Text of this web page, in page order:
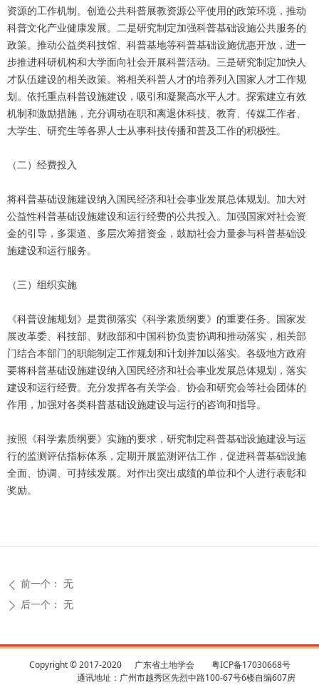
资源的工作机制。创造公共科普展教资源公平使用的政策环境，推动
科普文化产业健康发展。二是研究制定加强科普基础设施公共服务的
政策。推动公益类科技馆、科普基地等科普基础设施优惠开放，进一
步推进科研机构和大学面向社会开展科普活动。三是研究制定加快人
才队伍建设的相关政策。将相关科普人才的培养列入国家人才工作规
划。依托重点科普设施建设，吸引和凝聚高水平人才。探索建立有效
机制和激励措施，充分调动在职和离退休科技、教育、传媒工作者、
大学生、研究生等各界人士从事科技传播和普及工作的积极性。
（二）经费投入
将科普基础设施建设纳入国民经济和社会事业发展总体规划。加大对
公益性科普基础设施建设和运行经费的公共投入。加强国家对社会资
金的引导，多渠道、多层次筹措资金，鼓励社会力量参与科普基础设
施建设和运行服务。
（三）组织实施
《科普设施规划》是贯彻落实《科学素质纲要》的重要任务。国家发
展改革委、科技部、财政部和中国科协负责协调和推动落实，相关部
门结合本部门的职能制定工作规划和计划并加以落实。各级地方政府
要将科普基础设施建设纳入国民经济和社会事业发展总体规划，落实
建设和运行经费。充分发挥各有关学会、协会和研究会等社会团体的
作用，加强对各类科普基础设施建设与运行的咨询和指导。
按照《科学素质纲要》实施的要求，研究制定科普基础设施建设与运
行的监测评估指标体系，定期开展监测评估工作，促进科普基础设施
全面、协调、可持续发展。对作出突出成绩的单位和个人进行表彰和
奖励。
ꄴ 前一个： 无
ꄲ 后一个： 无
Copyright © 2017-2020 广东省土地学会 粤ICP备17030668号
通讯地址：广州市越秀区先烈中路100-67号6楼自编607房